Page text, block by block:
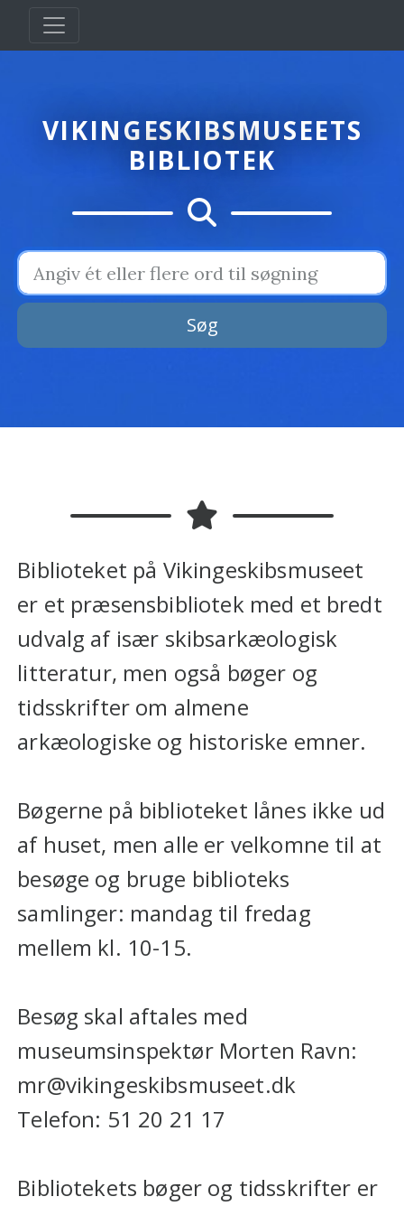
VIKINGESKIBSMUSEETS
BIBLIOTEK
Søg
Biblioteket på Vikingeskibsmuseet
er et præsensbibliotek med et bredt
udvalg af især skibsarkæologisk
litteratur, men også bøger og
tidsskrifter om almene
arkæologiske og historiske emner.
Bøgerne på biblioteket lånes ikke ud
af huset, men alle er velkomne til at
besøge og bruge biblioteks
samlinger: mandag til fredag
mellem kl. 10-15.
Besøg skal aftales med
museumsinspektør Morten Ravn:
mr@vikingeskibsmuseet.dk
Telefon: 51 20 21 17
Bibliotekets bøger og tidsskrifter er